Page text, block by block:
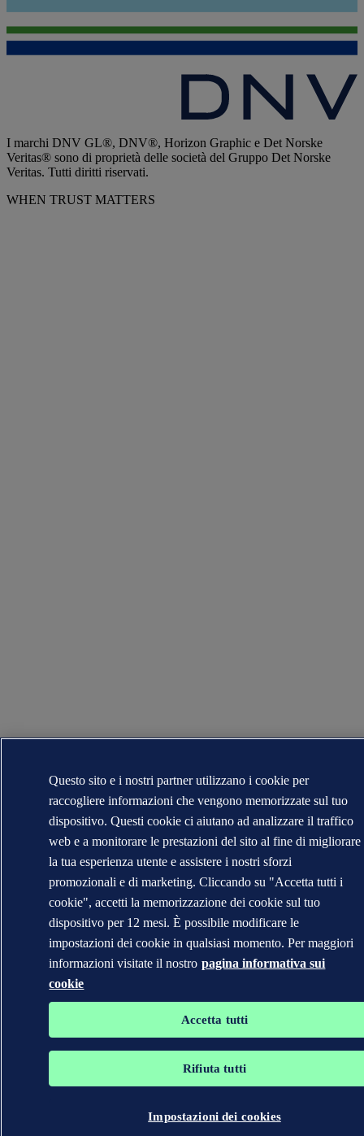
I marchi DNV GL®, DNV®, Horizon Graphic e Det Norske
Veritas® sono di proprietà delle società del Gruppo Det Norske
Veritas. Tutti diritti riservati.
WHEN TRUST MATTERS
Questo sito e i nostri partner utilizzano i cookie per
raccogliere informazioni che vengono memorizzate sul tuo
dispositivo. Questi cookie ci aiutano ad analizzare il traffico
web e a monitorare le prestazioni del sito al fine di migliorare
la tua esperienza utente e assistere i nostri sforzi
promozionali e di marketing. Cliccando su "Accetta tutti i
cookie", accetti la memorizzazione dei cookie sul tuo
dispositivo per 12 mesi. È possibile modificare le
impostazioni dei cookie in qualsiasi momento. Per maggiori
informazioni visitate il nostro pagina informativa sui
cookie
Accetta tutti
Rifiuta tutti
Impostazioni dei cookies